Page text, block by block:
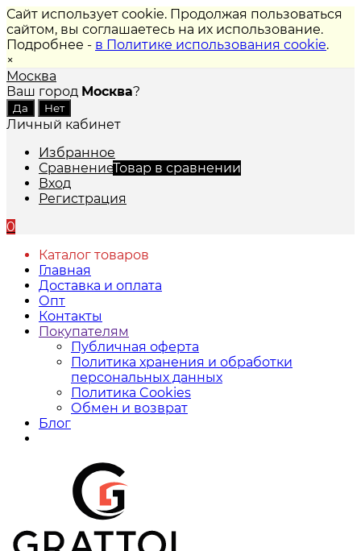
Сайт использует cookie. Продолжая пользоваться
сайтом, вы соглашаетесь на их использование.
Подробнее - в Политике использования cookie.
×
Москва
Ваш город Москва?
Личный кабинет
Избранное
СравнениеТовар в сравнении
Вход
Регистрация
0
Каталог товаров
Главная
Доставка и оплата
Опт
Контакты
Покупателям
Публичная оферта
Политика хранения и обработки
персональных данных
Политика Cookies
Обмен и возврат
Блог